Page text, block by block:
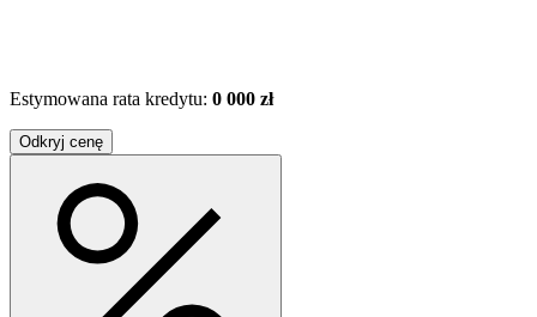
Estymowana rata kredytu: 0 000 zł
Odkryj cenę